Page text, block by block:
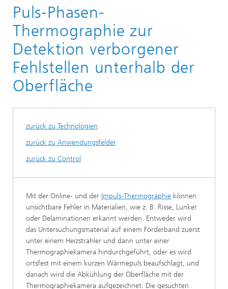
Technologien und Anwendungen
Wärmefluss-Thermographie
Puls-Phasen-
Thermographie zur
Detektion verborgener
Fehlstellen unterhalb der
Oberfläche
zurück zu Technologien
zurück zu Anwendungsfelder
zurück zu Control
Mit der Online- und der Impuls-Thermographie können
unsichtbare Fehler in Materialien, wie z. B. Risse, Lunker
oder Delaminationen erkannt werden. Entweder wird
das Untersuchungsmaterial auf einem Förderband zuerst
unter einem Heizstrahler und dann unter einer
Thermographiekamera hindurchgeführt, oder es wird
ortsfest mit einem kurzen Wärmepuls beaufschlagt, und
danach wird die Abkühlung der Oberfläche mit der
Thermographiekamera aufgezeichnet. Die gesuchten